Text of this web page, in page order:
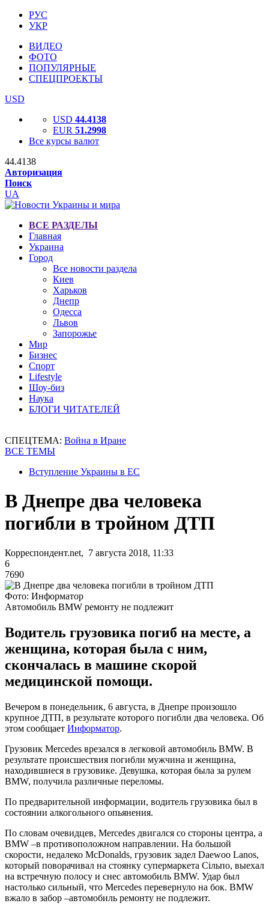
РУС
УКР
ВИДЕО
ФОТО
ПОПУЛЯРНЫЕ
СПЕЦПРОЕКТЫ
USD
USD 44.4138
EUR 51.2998
Все курсы валют
44.4138
Авторизация
Поиск
UA
ВСЕ РАЗДЕЛЫ
Главная
Украина
Город
Все новости раздела
Киев
Харьков
Днепр
Одесса
Львов
Запорожье
Мир
Бизнес
Спорт
Lifestyle
Шоу-биз
Наука
БЛОГИ ЧИТАТЕЛЕЙ
СПЕЦТЕМА: Война в Иране
ВСЕ ТЕМЫ
Вступление Украины в ЕС
В Днепре два человека
погибли в тройном ДТП
Корреспондент.net, 7 августа 2018, 11:33
6
7690
Фото: Информатор
Автомобиль BMW ремонту не подлежит
Водитель грузовика погиб на месте, а
женщина, которая была с ним,
скончалась в машине скорой
медицинской помощи.
Вечером в понедельник, 6 августа, в Днепре произошло
крупное ДТП, в результате которого погибли два человека. Об
этом сообщает Информатор.
Грузовик Mercedes врезался в легковой автомобиль BMW. В
результате происшествия погибли мужчина и женщина,
находившиеся в грузовике. Девушка, которая была за рулем
BMW, получила различные переломы.
По предварительной информации, водитель грузовика был в
состоянии алкогольного опьянения.
По словам очевидцев, Mercedes двигался со стороны центра, а
BMW –в противоположном направлении. На большой
скорости, недалеко McDonalds, грузовик задел Daewoo Lanos,
который поворачивал на стоянку супермаркета Сільпо, выехал
на встречную полосу и снес автомобиль BMW. Удар был
настолько сильный, что Mercedes перевернуло на бок. BMW
вжало в забор –автомобиль ремонту не подлежит.